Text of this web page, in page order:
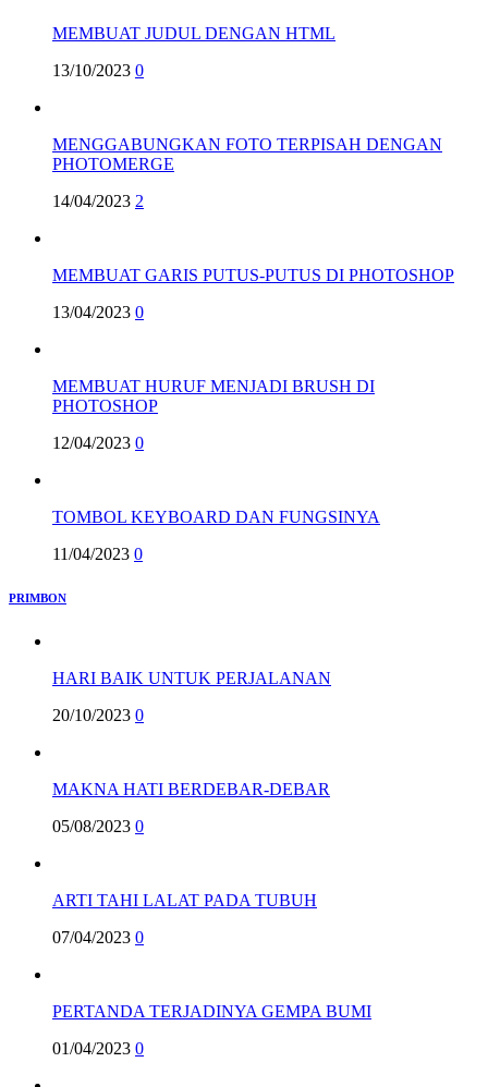
MEMBUAT JUDUL DENGAN HTML
13/10/2023 0
MENGGABUNGKAN FOTO TERPISAH DENGAN
PHOTOMERGE
14/04/2023 2
MEMBUAT GARIS PUTUS-PUTUS DI PHOTOSHOP
13/04/2023 0
MEMBUAT HURUF MENJADI BRUSH DI
PHOTOSHOP
12/04/2023 0
TOMBOL KEYBOARD DAN FUNGSINYA
11/04/2023 0
PRIMBON
HARI BAIK UNTUK PERJALANAN
20/10/2023 0
MAKNA HATI BERDEBAR-DEBAR
05/08/2023 0
ARTI TAHI LALAT PADA TUBUH
07/04/2023 0
PERTANDA TERJADINYA GEMPA BUMI
01/04/2023 0